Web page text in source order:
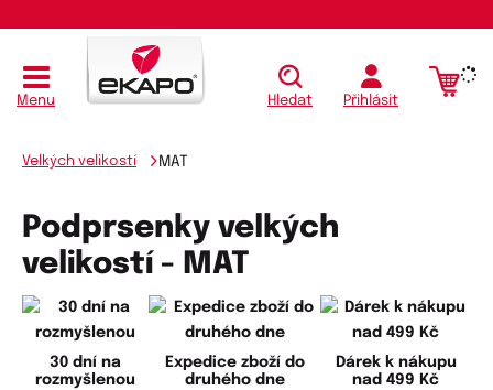
Menu Hledat Přihlásit
Velkých velikostí MAT
Podprsenky velkých
velikostí - MAT
30 dní na
rozmyšlenou
Expedice zboží do
druhého dne
Dárek k nákupu
nad 499 Kč